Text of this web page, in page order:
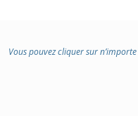
Vous pouvez cliquer sur